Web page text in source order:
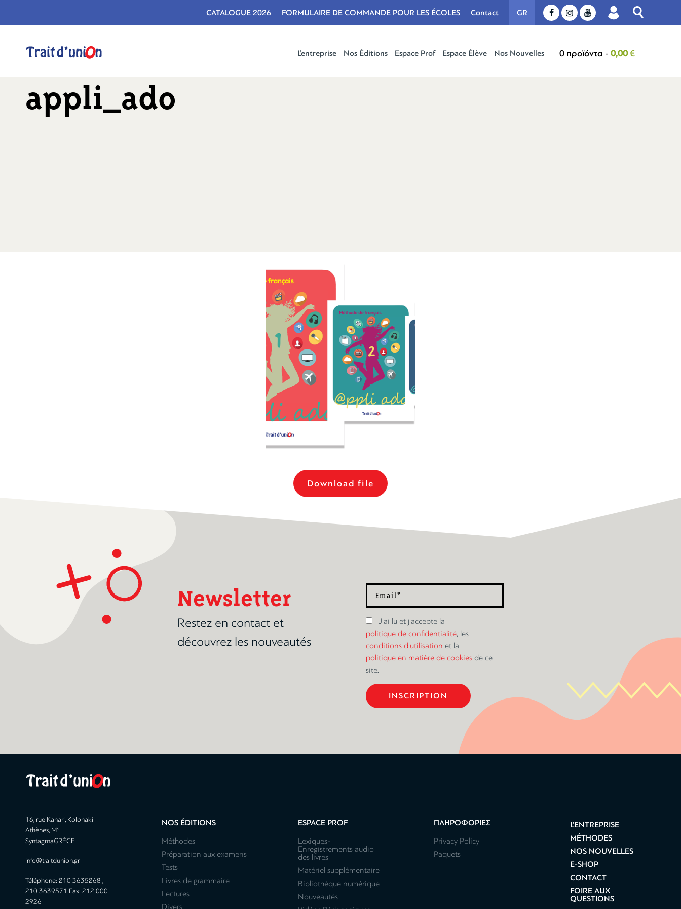

CATALOGUE 2026 FORMULAIRE DE COMMANDE POUR LES ÉCOLES Contact GR   
L’entreprise Nos Éditions Espace Prof Espace Élève Nos Nouvelles 0 προϊόντα - 0,00€
appli_ado
Download file
Newsletter
Restez en contact et
découvrez les nouveautés
J'ai lu et j'accepte la
politique de confidentialité, les
conditions d'utilisation et la
politique en matière de cookies de ce
site.
16, rue Kanari, Kolonaki -
Athènes, M°
SyntagmaGRÈCE
info@traitdunion.gr
Téléphone: 210 3635268 ,
210 3639571 Fax: 212 000
2926
NOS ÉDITIONS
Méthodes
Préparation aux examens
Tests
Livres de grammaire
Lectures
Divers
ESPACE PROF
Lexiques-
Enregistrements audio
des livres
Matériel supplémentaire
Bibliothèque numérique
Nouveautés
ΠΛΗΡΟΦΟΡΙΕΣ
Privacy Policy
Paquets
L’ENTREPRISE
MÉTHODES
NOS NOUVELLES
E-SHOP
CONTACT
FOIRE AUX
QUESTIONS